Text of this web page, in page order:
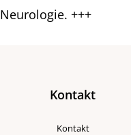
+++
Kontakt
Kontakt